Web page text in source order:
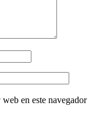
en este navegador